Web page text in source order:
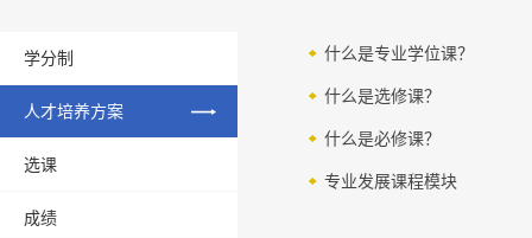
学分制
人才培养方案
选课
成绩
什么是专业学位课？
什么是选修课？
什么是必修课？
专业发展课程模块